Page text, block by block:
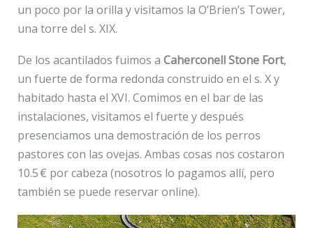
un poco por la orilla y visitamos la O’Brien’s Tower,
una torre del s. XIX.
De los acantilados fuimos a Caherconell Stone Fort,
un fuerte de forma redonda construido en el s. X y
habitado hasta el XVI. Comimos en el bar de las
instalaciones, visitamos el fuerte y después
presenciamos una demostración de los perros
pastores con las ovejas. Ambas cosas nos costaron
10.5 € por cabeza (nosotros lo pagamos allí, pero
también se puede reservar online).